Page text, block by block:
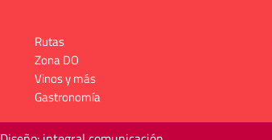
Rutas
Zona DO
Vinos y más
Gastronomía